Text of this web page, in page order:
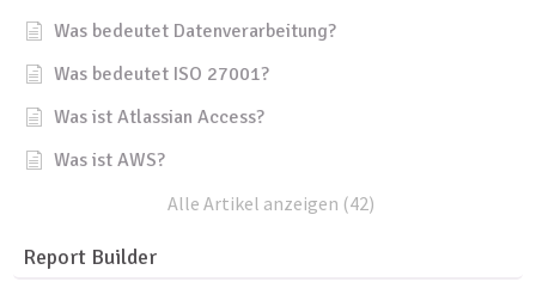
Was bedeutet Datenverarbeitung?
Was bedeutet ISO 27001?
Was ist Atlassian Access?
Was ist AWS?
Alle Artikel anzeigen (42)
Report Builder